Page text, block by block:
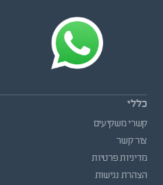
כללי
קשרי משקיעים
צור קשר
מדיניות פרטיות
הצהרת נגישות